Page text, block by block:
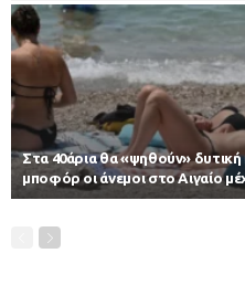
Στα 40άρια θα «ψηθούν»
μποφόρ οι άνεμοι στο Αιγαίο